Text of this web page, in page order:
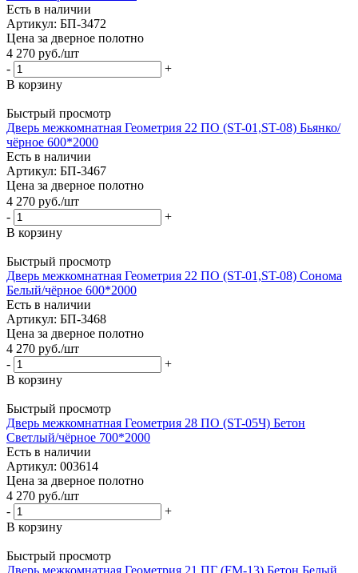
Есть в наличии
Артикул: БП-3472
Цена за дверное полотно
4 270 руб./шт
-
+
В корзину
Быстрый просмотр
Дверь межкомнатная Геометрия 22 ПО (ST-01,ST-08) Бьянко/
чёрное 600*2000
Есть в наличии
Артикул: БП-3467
Цена за дверное полотно
4 270 руб./шт
-
+
В корзину
Быстрый просмотр
Дверь межкомнатная Геометрия 22 ПО (ST-01,ST-08) Сонома
Белый/чёрное 600*2000
Есть в наличии
Артикул: БП-3468
Цена за дверное полотно
4 270 руб./шт
-
+
В корзину
Быстрый просмотр
Дверь межкомнатная Геометрия 28 ПО (ST-05Ч) Бетон
Светлый/чёрное 700*2000
Есть в наличии
Артикул: 003614
Цена за дверное полотно
4 270 руб./шт
-
+
В корзину
Быстрый просмотр